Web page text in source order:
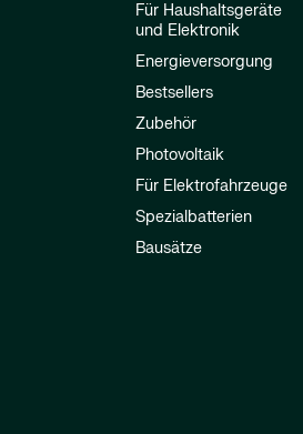
Für Haushaltsgeräte
und Elektronik
Energieversorgung
Bestsellers
Zubehör
Photovoltaik
Für Elektrofahrzeuge
Spezialbatterien
Bausätze